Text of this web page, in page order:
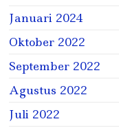
Januari 2024
Oktober 2022
September 2022
Agustus 2022
Juli 2022